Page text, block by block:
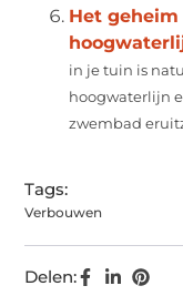
Het
in je tuin is
hoogwaterlijn
zwembad
Tags:
Verbouwen
Delen: